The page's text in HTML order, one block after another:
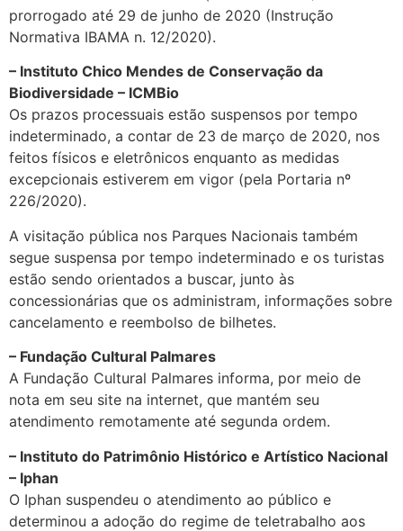
prorrogado até 29 de junho de 2020 (Instrução
Normativa IBAMA n. 12/2020).
– Instituto Chico Mendes de Conservação da
Biodiversidade – ICMBio
Os prazos processuais estão suspensos por tempo
indeterminado, a contar de 23 de março de 2020, nos
feitos físicos e eletrônicos enquanto as medidas
excepcionais estiverem em vigor (pela Portaria nº
226/2020).
A visitação pública nos Parques Nacionais também
segue suspensa por tempo indeterminado e os turistas
estão sendo orientados a buscar, junto às
concessionárias que os administram, informações sobre
cancelamento e reembolso de bilhetes.
– Fundação Cultural Palmares
A Fundação Cultural Palmares informa, por meio de
nota em seu site na internet, que mantém seu
atendimento remotamente até segunda ordem.
– Instituto do Patrimônio Histórico e Artístico Nacional
– Iphan
O Iphan suspendeu o atendimento ao público e
determinou a adoção do regime de teletrabalho aos